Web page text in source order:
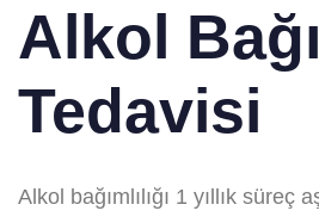
Alkol
Tedavisi
Alkol bağımlılığı 1 yıllık süreç